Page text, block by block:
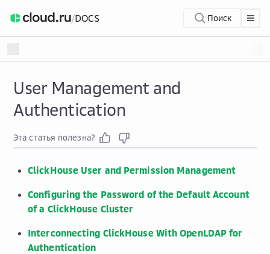
/DOCS Поиск
User Management and
Authentication
Эта статья полезна?
ClickHouse User and Permission Management
Configuring the Password of the Default Account
of a ClickHouse Cluster
Interconnecting ClickHouse With OpenLDAP for
Authentication